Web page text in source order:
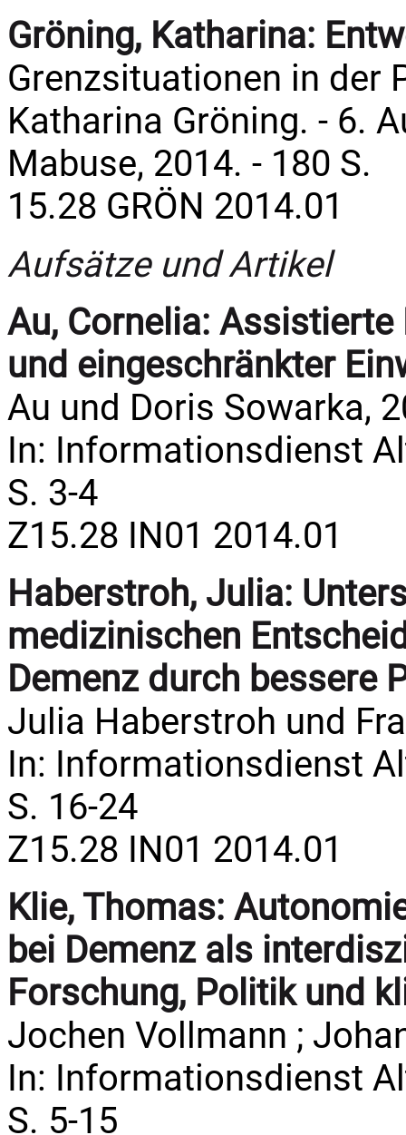
Gröning, Katharina:
Grenzsituationen in der
Katharina Gröning. - 6.
Mabuse, 2014. - 180 S.
15.28 GRÖN 2014.01
Aufsätze und Artikel
Au, Cornelia: Assistierte
und eingeschränkter
Au und Doris Sowarka,
In: Informationsdienst
S. 3-4
Z15.28 IN01 2014.01
Haberstroh, Julia:
medizinischen
Demenz durch bessere
Julia Haberstroh und
In: Informationsdienst
S. 16-24
Z15.28 IN01 2014.01
Klie, Thomas:
bei Demenz als
Forschung, Politik und
Jochen Vollmann ;
In: Informationsdienst
S. 5-15